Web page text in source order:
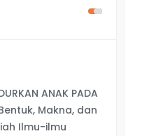
ANAK PADA
Makna, dan
Ilmu-ilmu